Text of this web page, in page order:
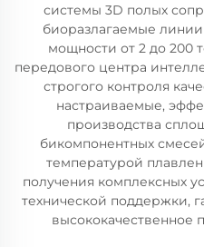
системы 3D полых
биоразлагаемые
мощности от 2 до 200
передового центра
строгого контроля
настраиваемые,
производства
бикомпонентных
температурой
получения комплексных
технической поддержки,
высококачественное